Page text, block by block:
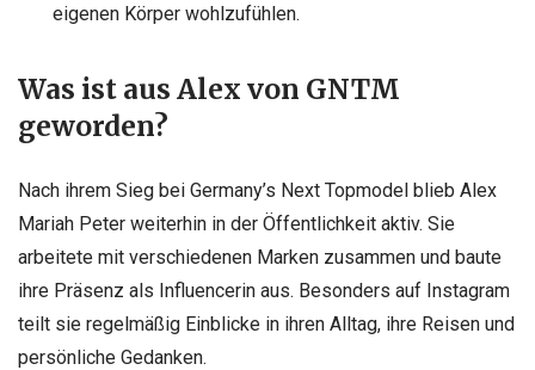
eigenen Körper wohlzufühlen.
Was ist aus Alex von GNTM
geworden?
Nach ihrem Sieg bei Germany’s Next Topmodel blieb Alex
Mariah Peter weiterhin in der Öffentlichkeit aktiv. Sie
arbeitete mit verschiedenen Marken zusammen und baute
ihre Präsenz als Influencerin aus. Besonders auf Instagram
teilt sie regelmäßig Einblicke in ihren Alltag, ihre Reisen und
persönliche Gedanken.